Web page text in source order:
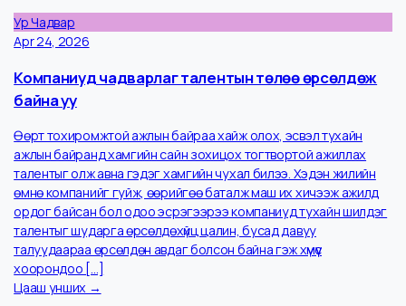
Ажил Ба Амьдрал
Ажиллах бүтээмжээ хэрхэн нэмэгдүүлэх вэ
Та өдөртөө хэр бүтээмжтэй ажилладаг талаараа бодож,
эргэцүүлж үзсэн үү. Их ажил хүнийг ядраадаггүй, харин эмх
замбараагүй байдал ядраадаг гэдэг үг байдаг даа.
Төлөвлөгөөтэй, цэгцтэй бас хувь хүн өөрөө сайн зохион
байгуулалттай байх нь ажлын үр дүн бүтээмж, амьдралын хэв
болон сэтгэл зүйн эрүүл мэндэд нөлөө үзүүлдэг чухал ойлголт юм.
Хэт их ачаалалтай, үргэлж […]
Цааш унших →